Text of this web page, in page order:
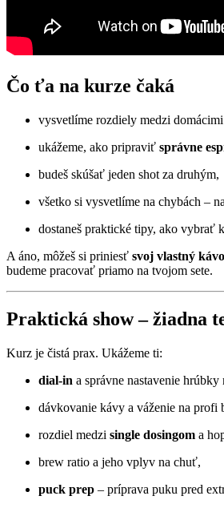
Čo ťa na kurze čaká
vysvetlíme rozdiely medzi
ukážeme, ako pripraviť správne
budeš skúšať jeden shot za druhým,
všetko si vysvetlíme na chybách –
dostaneš praktické tipy, ako vybrať
A áno, môžeš si priniesť svoj vlastný
budeme pracovať priamo na tvojom sete.
Praktická show – žiadna
Kurz je čistá prax. Ukážeme ti:
dial-in a správne nastavenie hrúbky
dávkovanie kávy a váženie na profi
rozdiel medzi single dosingom a
brew ratio a jeho vplyv na chuť,
puck prep – príprava puku pred